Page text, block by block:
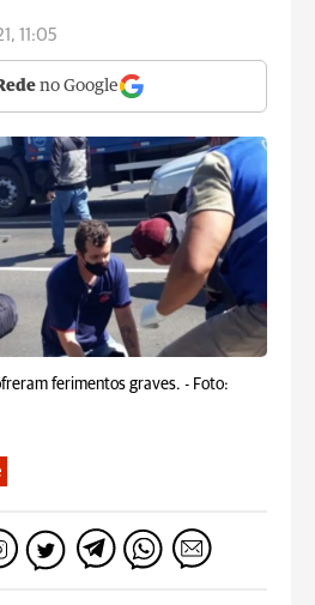
11:05
no Google
ferimentos graves. - Foto: